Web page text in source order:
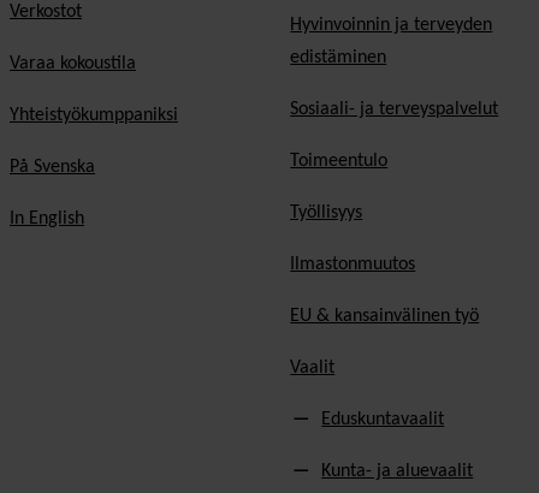
Verkostot
Varaa kokoustila
Yhteistyökumppaniksi
På Svenska
In English
Hyvinvoinnin ja terveyden
edistäminen
Sosiaali- ja terveyspalvelut
Toimeentulo
Työllisyys
Ilmastonmuutos
EU & kansainvälinen työ
Vaalit
Eduskuntavaalit
Kunta- ja aluevaalit